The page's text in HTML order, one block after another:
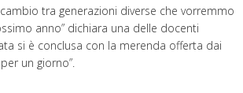
tra generazioni diverse che vorremmo
anno” dichiara una delle docenti
si è conclusa con la merenda offerta dai
un giorno”.